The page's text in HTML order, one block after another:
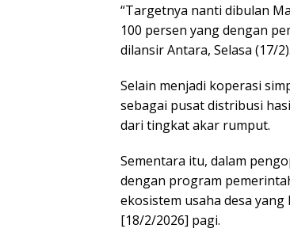
“Targetnya nanti dibulan
100 persen yang dengan
dilansir Antara, Selasa (17/2).
Selain menjadi koperasi
sebagai pusat distribusi
dari tingkat akar rumput.
Sementara itu, dalam
dengan program
ekosistem usaha desa
[18/2/2026] pagi.